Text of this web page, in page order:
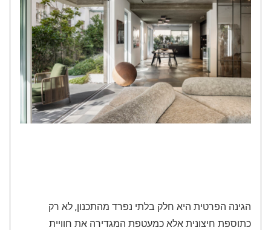
הגינה הפרטית היא חלק בלתי נפרד מהתכנון, לא רק
כתוספת חיצונית אלא כמעטפת המגדירה את חוויית